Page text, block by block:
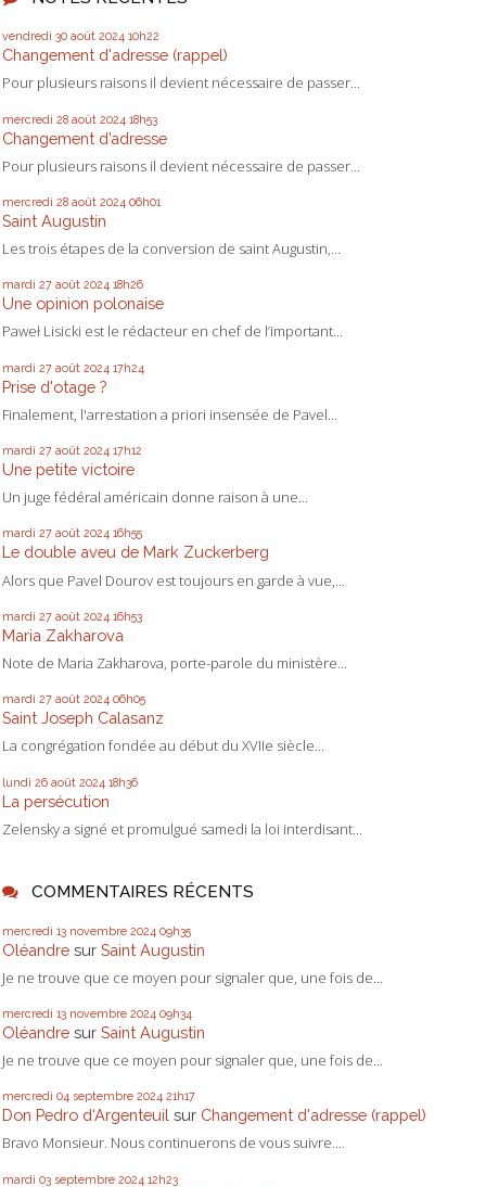
vendredi 30 août 2024 10h22
Changement d'adresse (rappel)
Pour plusieurs raisons il devient nécessaire de passer...
mercredi 28 août 2024 18h53
Changement d’adresse
Pour plusieurs raisons il devient nécessaire de passer...
mercredi 28 août 2024 06h01
Saint Augustin
Les trois étapes de la conversion de saint Augustin,...
mardi 27 août 2024 18h26
Une opinion polonaise
Paweł Lisicki est le rédacteur en chef de l’important...
mardi 27 août 2024 17h24
Prise d'otage ?
Finalement, l'arrestation a priori insensée de Pavel...
mardi 27 août 2024 17h12
Une petite victoire
Un juge fédéral américain donne raison à une...
mardi 27 août 2024 16h55
Le double aveu de Mark Zuckerberg
Alors que Pavel Dourov est toujours en garde à vue,...
mardi 27 août 2024 16h53
Maria Zakharova
Note de Maria Zakharova, porte-parole du ministère...
mardi 27 août 2024 06h05
Saint Joseph Calasanz
La congrégation fondée au début du XVIIe siècle...
lundi 26 août 2024 18h36
La persécution
Zelensky a signé et promulgué samedi la loi interdisant...
COMMENTAIRES RÉCENTS
mercredi 13 novembre 2024 09h35
Oléandre sur Saint Augustin
Je ne trouve que ce moyen pour signaler que, une fois de...
mercredi 13 novembre 2024 09h34
Oléandre sur Saint Augustin
Je ne trouve que ce moyen pour signaler que, une fois de...
mercredi 04 septembre 2024 21h17
Don Pedro d‘Argenteuil sur Changement d'adresse (rappel)
Bravo Monsieur. Nous continuerons de vous suivre....
mardi 03 septembre 2024 12h23